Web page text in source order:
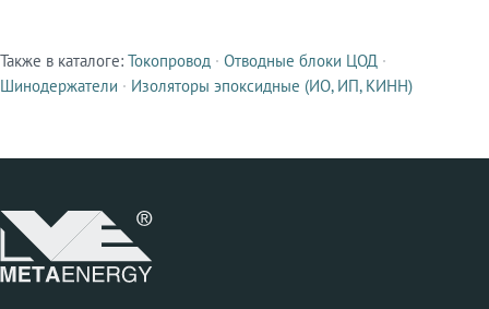
Смежные продукты
Также в каталоге: Токопровод · Отводные блоки ЦОД ·
Шинодержатели · Изоляторы эпоксидные (ИО, ИП, КИНН)